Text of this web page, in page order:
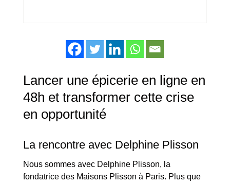
Lancer une épicerie en ligne en
48h et transformer cette crise
en opportunité
La rencontre avec Delphine Plisson
Nous sommes avec Delphine Plisson, la
fondatrice des Maisons Plisson à Paris. Plus que